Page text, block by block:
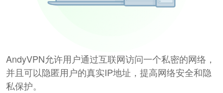
AndyVPN允许用户通过互联网访问一个私密的网络，
并且可以隐匿用户的真实IP地址，提高网络安全和隐
私保护。